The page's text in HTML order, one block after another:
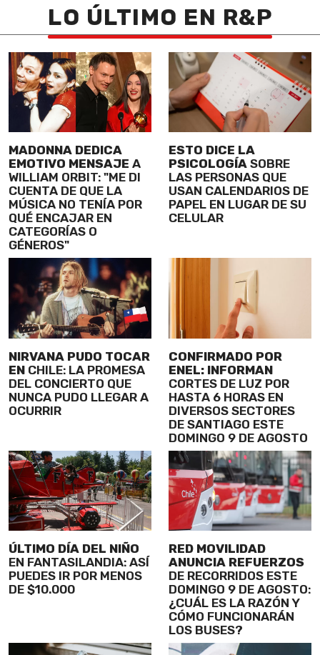
LO ÚLTIMO EN R&P
MADONNA DEDICA
EMOTIVO MENSAJE A
WILLIAM ORBIT: "ME DI
CUENTA DE QUE LA
MÚSICA NO TENÍA POR
QUÉ ENCAJAR EN
CATEGORÍAS O
GÉNEROS"
ESTO DICE LA
PSICOLOGÍA SOBRE
LAS PERSONAS QUE
USAN CALENDARIOS DE
PAPEL EN LUGAR DE SU
CELULAR
NIRVANA PUDO TOCAR
EN CHILE: LA PROMESA
DEL CONCIERTO QUE
NUNCA PUDO LLEGAR A
OCURRIR
CONFIRMADO POR
ENEL: INFORMAN
CORTES DE LUZ POR
HASTA 6 HORAS EN
DIVERSOS SECTORES
DE SANTIAGO ESTE
DOMINGO 9 DE AGOSTO
ÚLTIMO DÍA DEL NIÑO
EN FANTASILANDIA: ASÍ
PUEDES IR POR MENOS
DE $10.000
RED MOVILIDAD
ANUNCIA REFUERZOS
DE RECORRIDOS ESTE
DOMINGO 9 DE AGOSTO:
¿CUÁL ES LA RAZÓN Y
CÓMO FUNCIONARÁN
LOS BUSES?